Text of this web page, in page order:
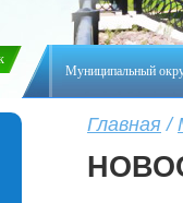
Муниципальный
Главная /